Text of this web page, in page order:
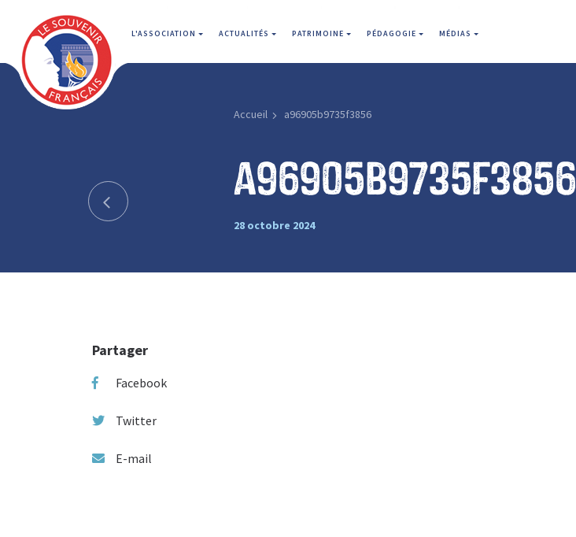
L'ASSOCIATION ACTUALITÉS PATRIMOINE PÉDAGOGIE MÉDIAS
Accueil a96905b9735f3856
a96905b9735f3856
28 octobre 2024
Partager
Facebook
Twitter
E-mail